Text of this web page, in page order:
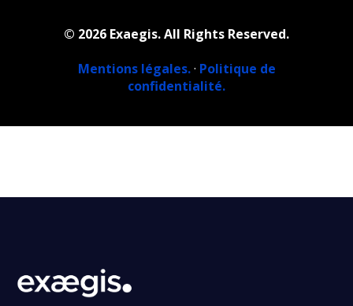
© 2026 Exaegis. All Rights Reserved.
Mentions légales.· Politique de
confidentialité.